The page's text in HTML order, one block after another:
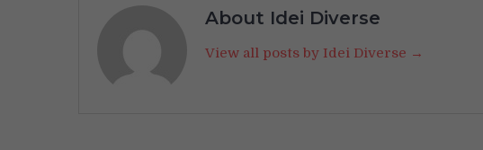
About Idei Diverse
View all posts by Idei Diverse →